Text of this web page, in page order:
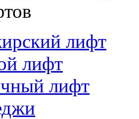
лифт
лифт
лифт